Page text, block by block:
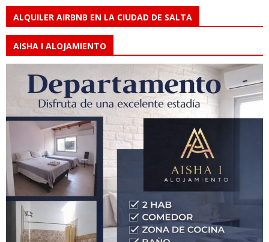
ALQUILER AIRBNB EN LA CIUDAD DE SALTA
AISHA I ALOJAMIENTO